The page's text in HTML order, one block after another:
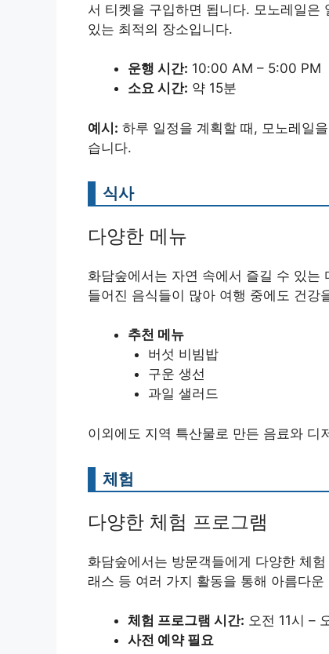
서 티켓을 구입하면 됩니다. 모노레일은
있는 최적의 장소입니다.
운행 시간: 10:00 AM – 5:00 PM
소요 시간: 약 15분
예시: 하루 일정을 계획할 때, 모노레일
습니다.
식사
다양한 메뉴
화담숲에서는 자연 속에서 즐길 수 있
들어진 음식들이 많아 여행 중에도 건강
추천 메뉴
버섯 비빔밥
구운 생선
과일 샐러드
이외에도 지역 특산물로 만든 음료와 디
체험
다양한 체험 프로그램
화담숲에서는 방문객들에게 다양한 체
래스 등 여러 가지 활동을 통해 아름다
체험 프로그램 시간: 오전 11시 –
사전 예약 필요